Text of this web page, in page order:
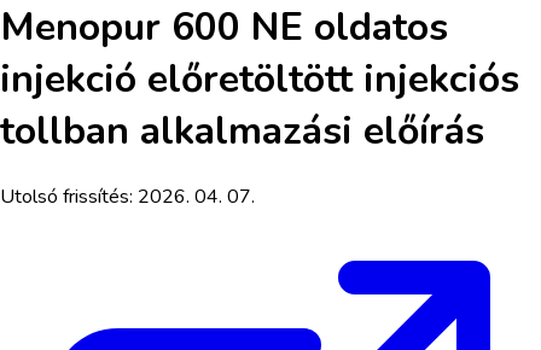
Menopur 600 NE oldatos
injekció előretöltött injekciós
tollban alkalmazási előírás
Utolsó frissítés: 2026. 04. 07.